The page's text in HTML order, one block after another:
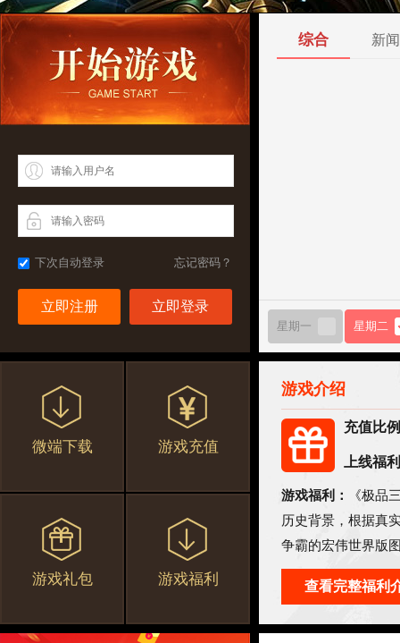
忘记密码？
下次自动登录
立即注册
微端下载 游戏充值
游戏礼包 游戏福利
综合 新闻
星期一 星期二
游戏介绍
充值比
上线福
游戏福利：
《极品
历史背景，根据真
争霸的宏伟世界版
想。
查看完整福利